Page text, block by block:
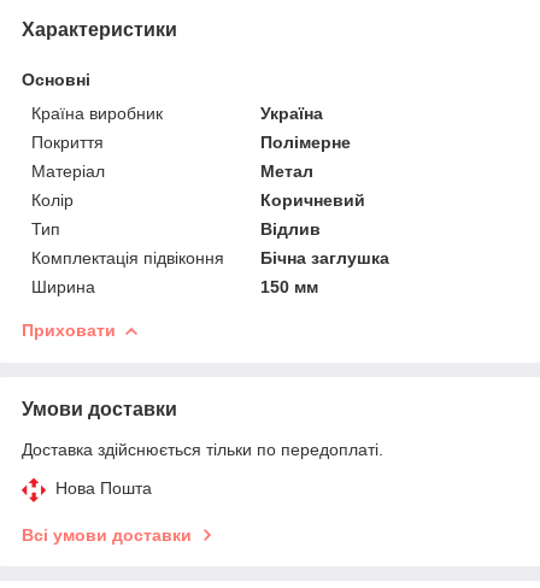
Характеристики
Основні
Країна виробник
Україна
Покриття
Полімерне
Матеріал
Метал
Колір
Коричневий
Тип
Відлив
Комплектація підвіконня
Бічна заглушка
Ширина
150 мм
Приховати
Умови доставки
Доставка здійснюється тільки по передоплаті.
Нова Пошта
Всі умови доставки